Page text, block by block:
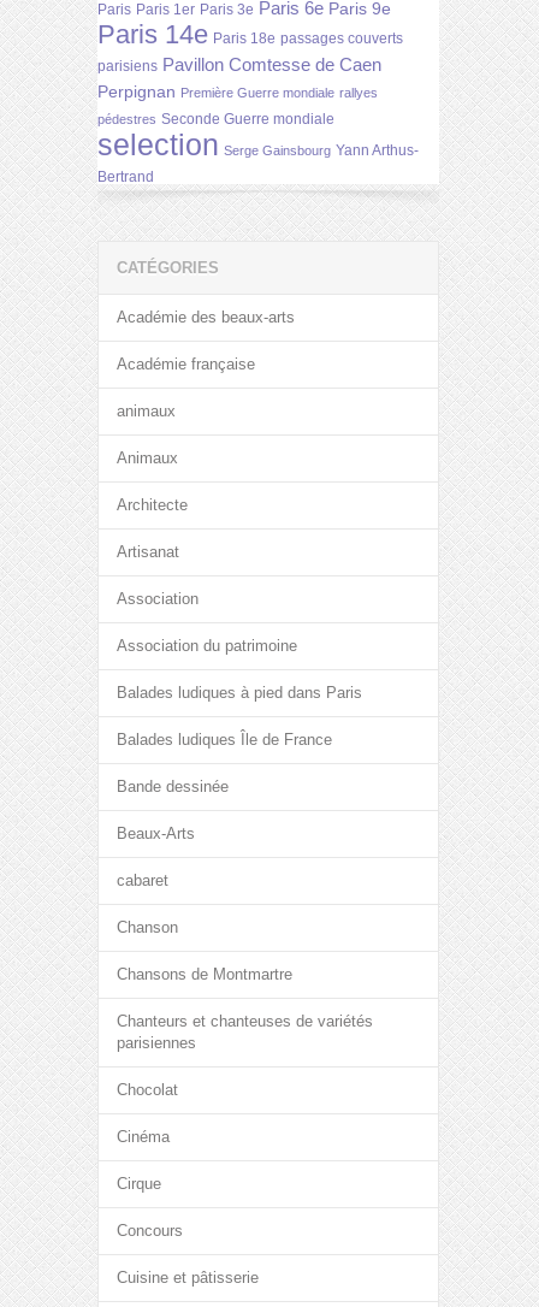
Paris Paris 1er Paris 3e Paris 6e Paris 9e
Paris 14e Paris 18e passages couverts
parisiens Pavillon Comtesse de Caen
Perpignan Première Guerre mondiale rallyes
pédestres Seconde Guerre mondiale
selection Serge Gainsbourg Yann Arthus-
Bertrand
CATÉGORIES
Académie des beaux-arts
Académie française
animaux
Animaux
Architecte
Artisanat
Association
Association du patrimoine
Balades ludiques à pied dans Paris
Balades ludiques Île de France
Bande dessinée
Beaux-Arts
cabaret
Chanson
Chansons de Montmartre
Chanteurs et chanteuses de variétés
parisiennes
Chocolat
Cinéma
Cirque
Concours
Cuisine et pâtisserie